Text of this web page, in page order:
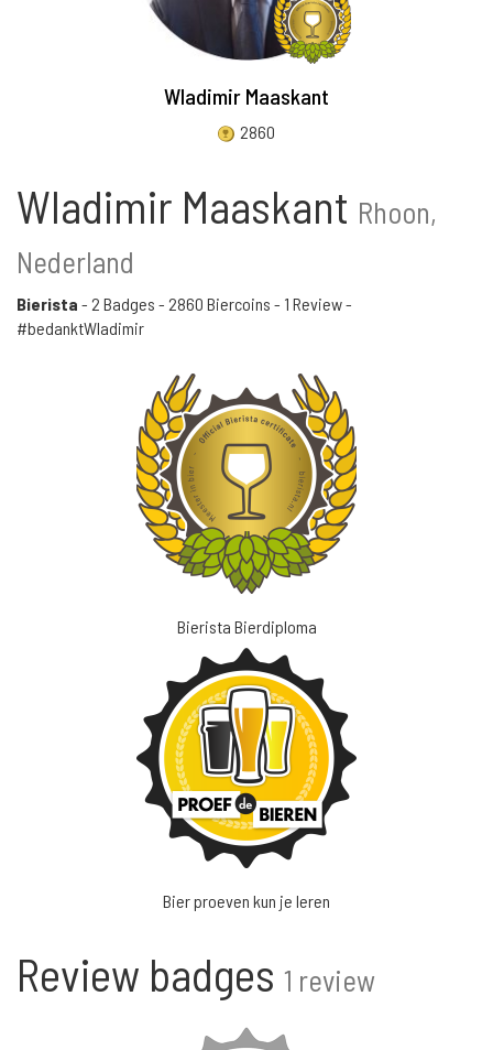
Wladimir Maaskant
2860
Wladimir Maaskant Rhoon,
Nederland
Bierista - 2 Badges - 2860 Biercoins - 1 Review-
#bedanktWladimir
Bierista Bierdiploma
Bier proeven kun je leren
Review badges 1 review